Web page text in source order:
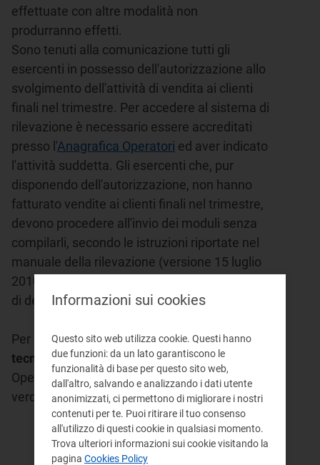
effettuate con altre modalità non
produrranno effetti.
Sono tenuti alla comunicazione tutti gli
esercenti in possesso dell'autorizzazione allo
svolgimento dell'attività di vendita ai clienti
finali nel trimestre. Per accedere al sistema di
rilevazione è necessario essere accreditati
presso l'Anagrafica Operatori ed aver indicato
l'attività suddetta. Gli esercenti che, pur
disponendo dell'autorizzazione, non hanno
fatturato vendite ai clienti finali nel trimestre,
devono procedere all'invio dei moduli senza
compilarli, secondo le istruzioni riportate nel
manuale della rilevazione (versione 15 luglio
2010), a cui si rinvia per tutte le informazioni
di dettaglio.
Per eventualiinformazioni e supporto
tecnicosulla raccolta dati e sull'Anagrafica
Operatori, è possibile contattare il numero
verde
Informazioni sui cookies
Questo sito web utilizza cookie. Questi hanno
due funzioni: da un lato garantiscono le
funzionalità di base per questo sito web,
dall'altro, salvando e analizzando i dati utente
anonimizzati, ci permettono di migliorare i nostri
contenuti per te. Puoi ritirare il tuo consenso
all'utilizzo di questi cookie in qualsiasi momento.
Trova ulteriori informazioni sui cookie visitando la
pagina Cookies Policy